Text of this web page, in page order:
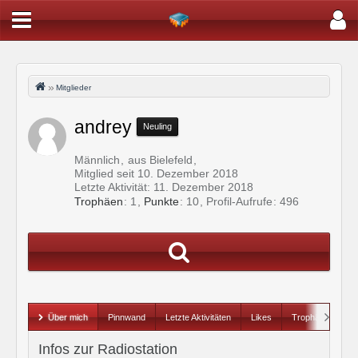
Mitglieder
andrey Neuling
Männlich
aus Bielefeld
Mitglied seit 10. Dezember 2018
Letzte Aktivität: 11. Dezember 2018
Trophäen
1 Punkte 10 Profil-Aufrufe 496
Über mich Pinnwand Letzte Aktivitäten Likes Trophäen
Infos zur Radiostation